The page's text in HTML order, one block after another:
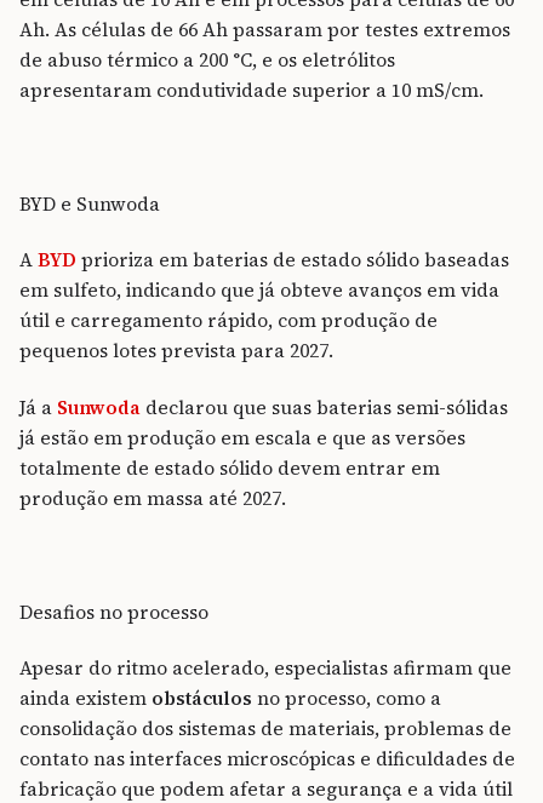
Ah. As células de 66 Ah passaram por testes extremos
de abuso térmico a 200 °C, e os eletrólitos
apresentaram condutividade superior a 10 mS/cm.
BYD e Sunwoda
ABYD prioriza em baterias de estado sólido baseadas
em sulfeto, indicando que já obteve avanços em vida
útil e carregamento rápido, com produção de
pequenos lotes prevista para 2027.
Já a Sunwoda declarou que suas baterias semi-sólidas
já estão em produção em escala e que as versões
totalmente de estado sólido devem entrar em
produção em massa até 2027.
Desafios no processo
Apesar do ritmo acelerado, especialistas afirmam que
ainda existem obstáculos no processo, como a
consolidação dos sistemas de materiais, problemas de
contato nas interfaces microscópicas e dificuldades de
fabricação que podem afetar a segurança e a vida útil